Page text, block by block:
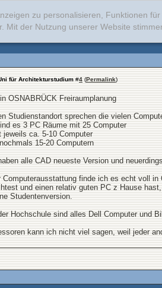
zu personalisieren, Funktionen
Mit der Nutzung unserer Website
für Architekturstudium #4 (Permalink)
OSNABRÜCK Freiraumplanung
Studienstandort sprechen die vielen
es 3 PC Räume mit 25 Computer
jeweils ca. 5-10 Computer
15-20 Computern
alle CAD neueste Version und
Computerausstattung finde ich es echt voll
und einen relativ guten PC z Hause
Studentenversion.
Hochschule sind alles Dell Computer und
kann ich nicht viel sagen, weil jeder